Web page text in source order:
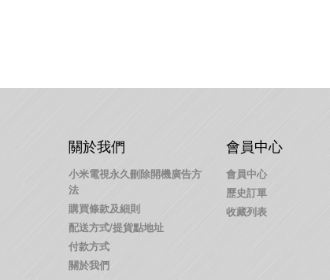
關於我們
小米電視永久刪除開機廣告方
法
購買條款及細則
配送方式/提貨點地址
付款方式
關於我們
會員中心
會員中心
歷史訂單
收藏列表